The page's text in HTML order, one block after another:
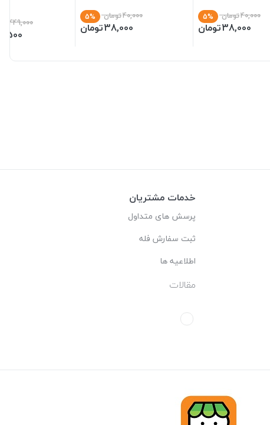
40,000تومان 5%
38,000تومان
40,000تومان 5%
38,000تومان 449,000
خدمات مشتریان
پرسش های متداول
ثبت سفارش فله
اطلاعیه ها
مقالات